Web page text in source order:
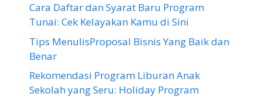
Cara Daftar dan Syarat Baru Program
Tunai: Cek Kelayakan Kamu di Sini
Tips MenulisProposal Bisnis Yang Baik dan
Benar
Rekomendasi Program Liburan Anak
Sekolah yang Seru: Holiday Program